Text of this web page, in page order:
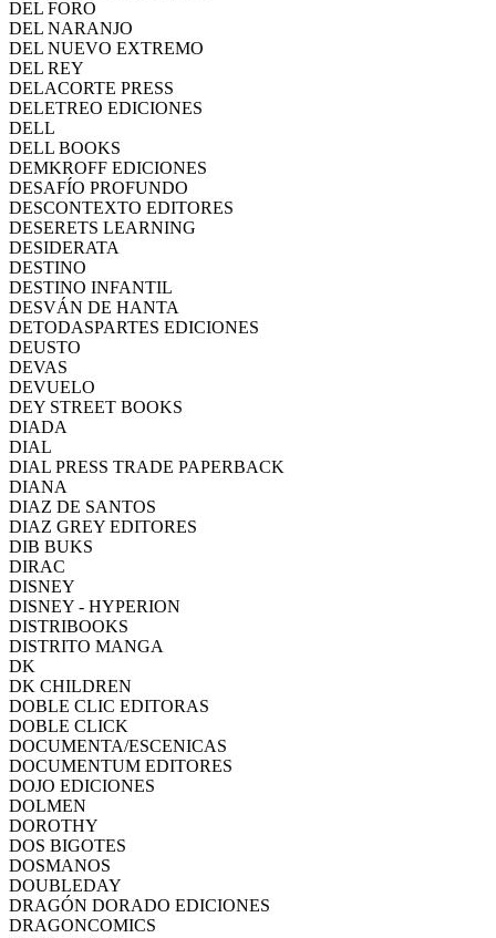
DEL FORO
DEL NARANJO
DEL NUEVO EXTREMO
DEL REY
DELACORTE PRESS
DELETREO EDICIONES
DELL
DELL BOOKS
DEMKROFF EDICIONES
DESAFÍO PROFUNDO
DESCONTEXTO EDITORES
DESERETS LEARNING
DESIDERATA
DESTINO
DESTINO INFANTIL
DESVÁN DE HANTA
DETODASPARTES EDICIONES
DEUSTO
DEVAS
DEVUELO
DEY STREET BOOKS
DIADA
DIAL
DIAL PRESS TRADE PAPERBACK
DIANA
DIAZ DE SANTOS
DIAZ GREY EDITORES
DIB BUKS
DIRAC
DISNEY
DISNEY - HYPERION
DISTRIBOOKS
DISTRITO MANGA
DK
DK CHILDREN
DOBLE CLIC EDITORAS
DOBLE CLICK
DOCUMENTA/ESCENICAS
DOCUMENTUM EDITORES
DOJO EDICIONES
DOLMEN
DOROTHY
DOS BIGOTES
DOSMANOS
DOUBLEDAY
DRAGÓN DORADO EDICIONES
DRAGONCOMICS